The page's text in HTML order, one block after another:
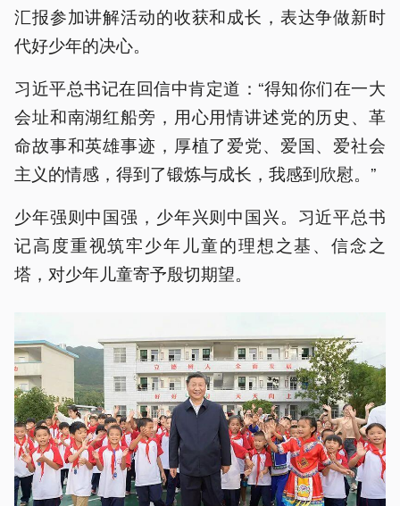
汇报参加讲解活动的收获和成长，表达争做新时
代好少年的决心。
习近平总书记在回信中肯定道：“得知你们在一大
会址和南湖红船旁，用心用情讲述党的历史、革
命故事和英雄事迹，厚植了爱党、爱国、爱社会
主义的情感，得到了锻炼与成长，我感到欣慰。”
少年强则中国强，少年兴则中国兴。习近平总书
记高度重视筑牢少年儿童的理想之基、信念之
塔，对少年儿童寄予殷切期望。